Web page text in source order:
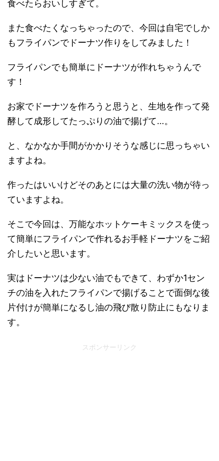
食べたらおいしすぎて。
また食べたくなっちゃったので、今回は自宅でしか
もフライパンでドーナツ作りをしてみました！
フライパンでも簡単にドーナツが作れちゃうんで
す！
お家でドーナツを作ろうと思うと、生地を作って発
酵して成形してたっぷりの油で揚げて…。
と、なかなか手間がかかりそうな感じに思っちゃい
ますよね。
作ったはいいけどそのあとには大量の洗い物が待っ
ていますよね。
そこで今回は、万能なホットケーキミックスを使っ
て簡単にフライパンで作れるお手軽ドーナツをご紹
介したいと思います。
実はドーナツは少ない油でもできて、わずか1セン
チの油を入れたフライパンで揚げることで面倒な後
片付けが簡単になるし油の飛び散り防止にもなりま
す。
スポンサーリンク